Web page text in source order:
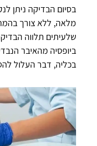
בסיום הבדיקה ניתן
מלאה, ללא צורך
שלעיתים תלווה
ביופסיה מהאיבר
בכליה, דבר העלול